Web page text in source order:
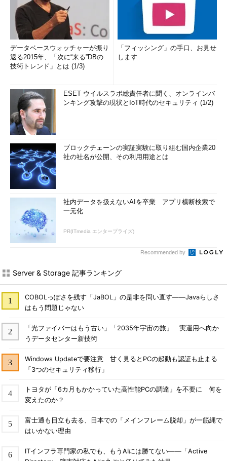
データベースウォッチャーが振り
返る2015年、「次に“来る”DBの
技術トレンド」とは (1/3)
「フィッシング」の手口、お見せ
します
ESET ウイルスラボ総責任者に聞く、オンラインバ
ンキング攻撃の現状とIoT時代のセキュリティ (1/2)
ブロックチェーンの実証実験に取り組む国内企業20
社の社名が公開、その利用用途とは
社内データを扱えないAIを卒業 アプリ横断検索で
一元化
PR(ITmedia エンタープライズ)
Recommended by
Server & Storage 記事ランキング
COBOLっぽさを残す「JaBOL」の是非を問い直す――Javaらしさ
はもう問題じゃない
「光ファイバーはもう古い」「2035年宇宙の旅」 実運用へ向か
うデータセンター新技術
Windows Updateで要注意 甘く見るとPCの起動も認証も止まる
「3つのセキュリティ移行」
トヨタが「6カ月もかかっていた高性能PCの調達」を不要に 何を
変えたのか？
富士通も日立も去る、日本での「メインフレーム脱却」が一筋縄で
はいかない理由
ITインフラ専門家の私でも、もうAIには勝てない――「Active